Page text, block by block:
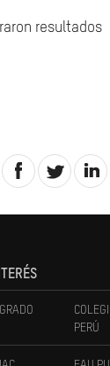
resultados
PERÚ